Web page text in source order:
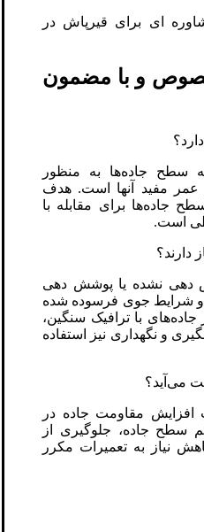
3 خدمات مشاوره ای برای قیرپاش در
و با مضمون
سطح جاده‌ها به منظور
عمر مفید آنها است. هدف
جاده‌ها برای مقابله با
است.
دهی نشده یا پوشش دهی
و شرایط جوی فرسوده شده
با ترافیک سنگین،
و نگهداری نیز استفاده
مقاومت جاده در
سطح جاده، جلوگیری از
نیاز به تعمیرات مکرر